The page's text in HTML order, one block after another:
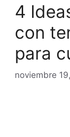
4
con
para
noviembre